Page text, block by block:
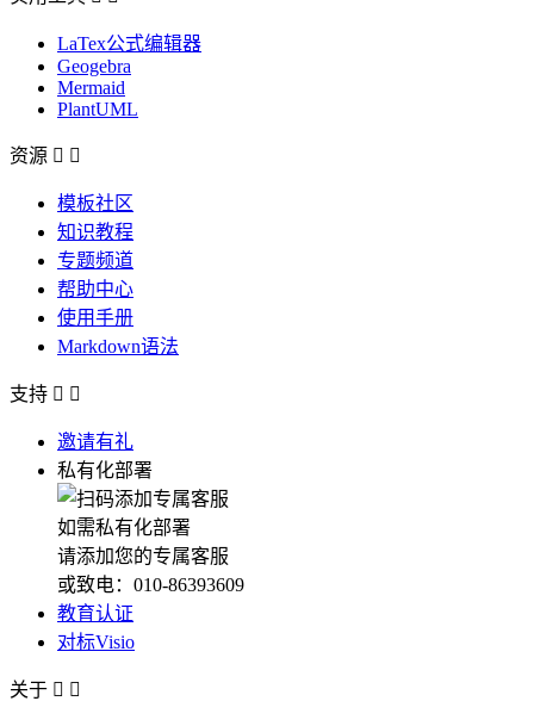
LaTex公式编辑器
Geogebra
Mermaid
PlantUML
资源  
模板社区
知识教程
专题频道
帮助中心
使用手册
Markdown语法
支持  
邀请有礼
私有化部署
如需私有化部署
请添加您的专属客服
或致电：010-86393609
教育认证
对标Visio
关于  